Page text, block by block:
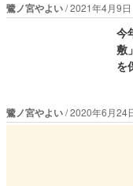
鷺ノ宮やよい 2021年4月9日
今
敷
を
鷺ノ宮やよい 2020年6月24